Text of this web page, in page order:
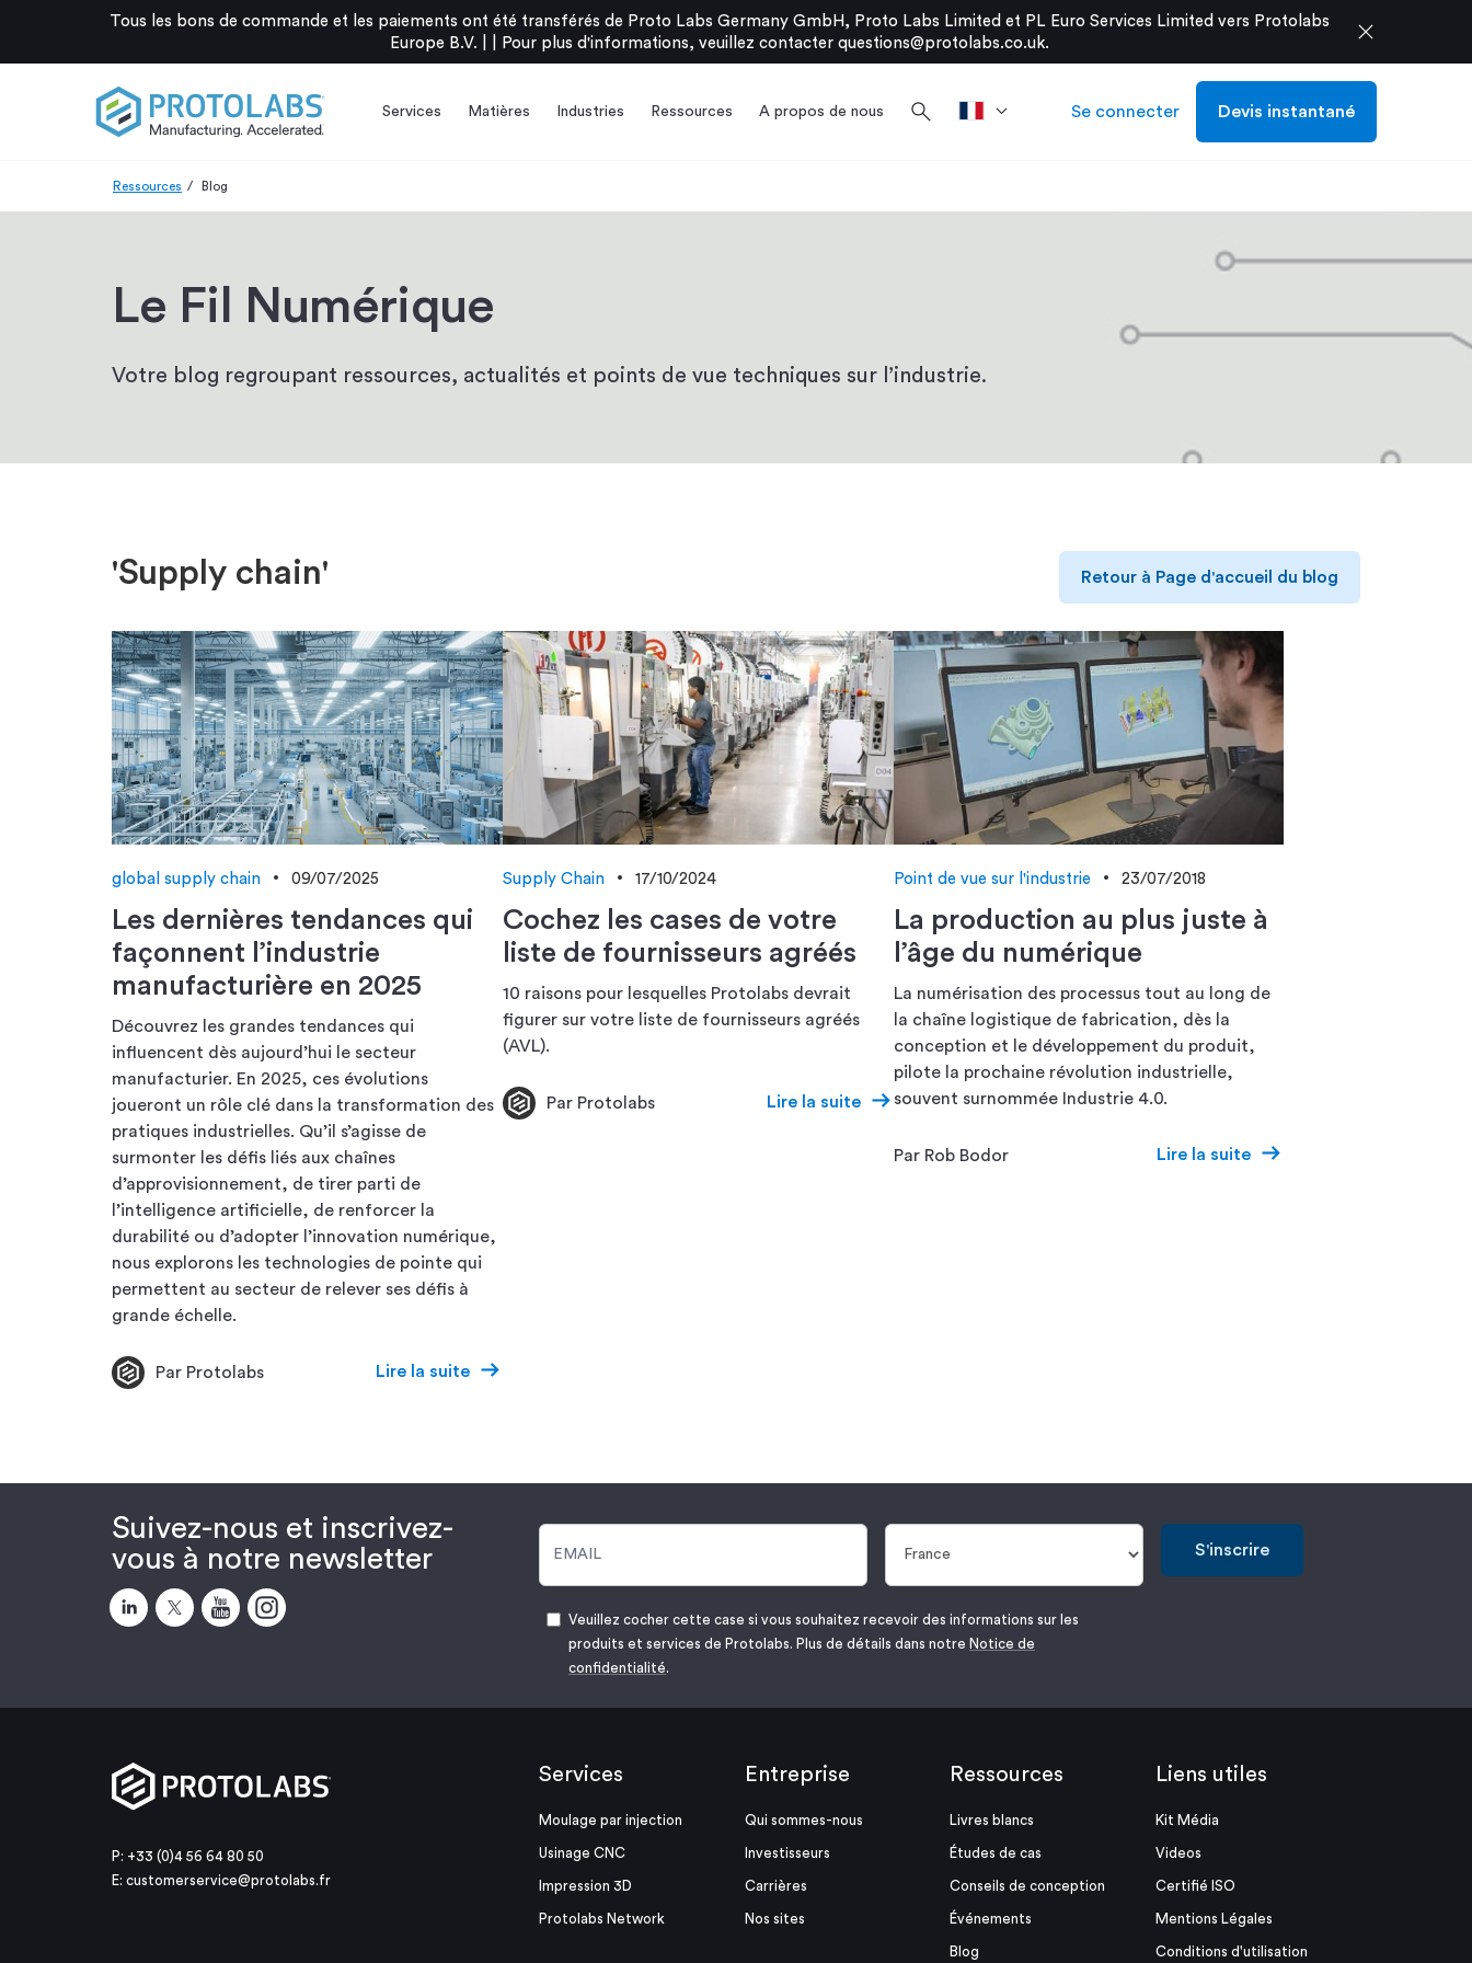
Tous les bons de commande et les paiements ont été transférés de Proto Labs Germany GmbH, Proto Labs Limited et PL Euro Services Limited vers Protolabs
Europe B.V. |
Pour plus d'informations, veuillez contacter questions@protolabs.co.uk. close
Services Matières Industries Ressources A propos de nous search Se connecter Devis instantané
Ressources Blog
Le Fil Numérique
Votre blog regroupant ressources, actualités et points de vue techniques sur l’industrie.
'Supply chain' Retour à Page d'accueil du blog
global supply chain 09/07/2025
Les dernières tendances qui
façonnent l’industrie
manufacturière en 2025
Découvrez les grandes tendances qui
influencent dès aujourd’hui le secteur
manufacturier. En 2025, ces évolutions
joueront un rôle clé dans la transformation des
pratiques industrielles. Qu’il s’agisse de
surmonter les défis liés aux chaînes
d’approvisionnement, de tirer parti de
l’intelligence artificielle, de renforcer la
durabilité ou d’adopter l’innovation numérique,
nous explorons les technologies de pointe qui
permettent au secteur de relever ses défis à
grande échelle.
Par Protolabs Lire la suite
Supply Chain 17/10/2024
Cochez les cases de votre
liste de fournisseurs agréés
10 raisons pour lesquelles Protolabs devrait
figurer sur votre liste de fournisseurs agréés
(AVL).
Par Protolabs Lire la suite
Point de vue sur l'industrie 23/07/2018
La production au plus juste à
l’âge du numérique
La numérisation des processus tout au long de
la chaîne logistique de fabrication, dès la
conception et le développement du produit,
pilote la prochaine révolution industrielle,
souvent surnommée Industrie 4.0.
Par Rob Bodor Lire la suite
Suivez-nous et inscrivez-
vous à notre newsletter
S'inscrire
Veuillez cocher cette case si vous souhaitez recevoir des informations sur les
produits et services de Protolabs. Plus de détails dans notre Notice de
confidentialité.
P: +33 (0)4 56 64 80 50
E: customerservice@protolabs.fr
Services
Moulage par injection
Usinage CNC
Impression 3D
Protolabs Network
Entreprise
Qui sommes-nous
Investisseurs
Carrières
Nos sites
Ressources
Livres blancs
Études de cas
Conseils de conception
Événements
Blog
Liens utiles
Kit Média
Videos
Certifié ISO
Mentions Légales
Conditions d'utilisation